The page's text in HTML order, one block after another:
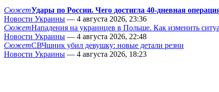
СюжетУдары по России. Чего достигла 40-дневная
Новости Украины — 4 августа 2026, 23:36
СюжетНападения на украинцев в Польше. Как изменить
Новости Украины — 4 августа 2026, 22:48
СюжетСВЧшник убил девушку: новые детали резни
Новости Украины — 4 августа 2026, 18:23